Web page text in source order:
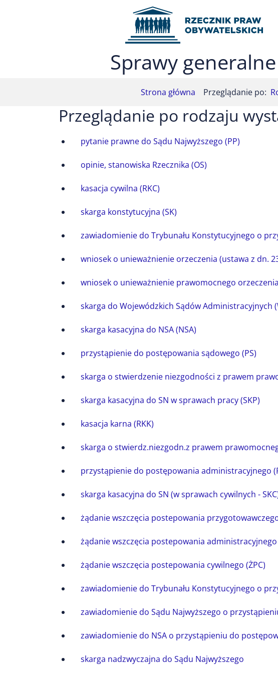
Przejdź do menu głównego (nacisnij Enter)
Przejdź do mapy serwisu (nacisnij Enter)
Sprawy
Strona główna Przeglądanie po:
Przeglądanie po rodzaju
pytanie prawne do Sądu Najwyższego (PP)
opinie, stanowiska Rzecznika (OS)
kasacja cywilna (RKC)
skarga konstytucyjna (SK)
zawiadomienie do Trybunału Konstytucyjnego o
wniosek o unieważnienie orzeczenia (ustawa z dn.
wniosek o unieważnienie prawomocnego
skarga do Wojewódzkich Sądów Administracyjnych
skarga kasacyjna do NSA (NSA)
przystąpienie do postępowania sądowego (PS)
skarga o stwierdzenie niezgodności z prawem
skarga kasacyjna do SN w sprawach pracy (SKP)
kasacja karna (RKK)
skarga o stwierdz.niezgodn.z prawem
przystąpienie do postępowania administracyjnego
skarga kasacyjna do SN (w sprawach cywilnych -
żądanie wszczęcia postepowania
żądanie wszczęcia postepowania administracyjnego
żądanie wszczęcia postepowania cywilnego (ŻPC)
zawiadomienie do Trybunału Konstytucyjnego o
zawiadomienie do Sądu Najwyższego o
zawiadomienie do NSA o przystąpieniu do
skarga nadzwyczajna do Sądu Najwyższego